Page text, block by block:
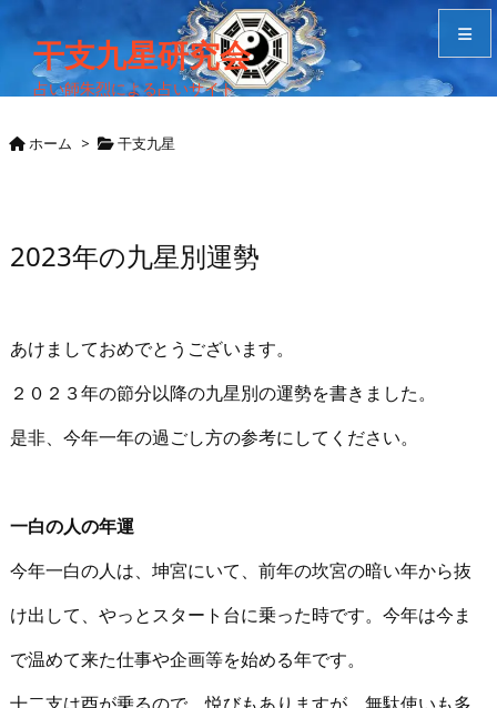
干支九星研究会
占い師朱烈による占いサイト
ホーム > 干支九星
2023年の九星別運勢
あけましておめでとうございます。
２０２３年の節分以降の九星別の運勢を書きました。
是非、今年一年の過ごし方の参考にしてください。
一白の人の年運
今年一白の人は、坤宮にいて、前年の坎宮の暗い年から抜
け出して、やっとスタート台に乗った時です。今年は今ま
で温めて来た仕事や企画等を始める年です。